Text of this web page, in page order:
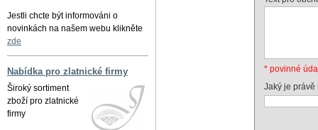
Jestli chcte být informováni o
novinkách na našem webu klikněte
zde
Nabídka pro zlatnické firmy
Široký sortiment
zboží pro zlatnické
firmy
* povinné
Jaký je právě